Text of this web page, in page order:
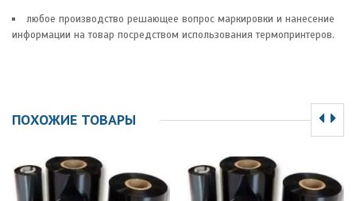
любое производство решающее вопрос маркировки и нанесение
информации на товар посредством использования термопринтеров.
ПОХОЖИЕ ТОВАРЫ